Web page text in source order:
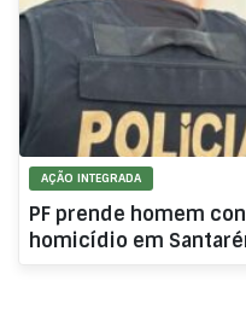
AÇÃO INTEGRADA
PF prende homem
homicídio em